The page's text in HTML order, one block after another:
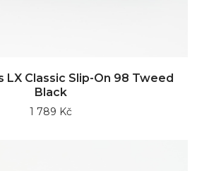
LX Classic Slip-On 98 Tweed
Black
1 789 Kč